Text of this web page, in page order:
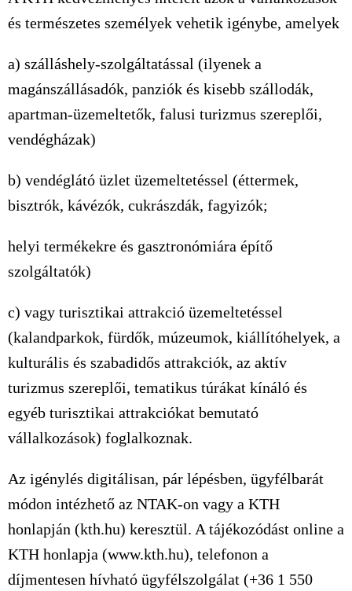
és természetes személyek vehetik igénybe, amelyek
a) szálláshely-szolgáltatással (ilyenek a
magánszállásadók, panziók és kisebb szállodák,
apartman-üzemeltetők, falusi turizmus szereplői,
vendégházak)
b) vendéglátó üzlet üzemeltetéssel (éttermek,
bisztrók, kávézók, cukrászdák, fagyizók;
helyi termékekre és gasztronómiára építő
szolgáltatók)
c) vagy turisztikai attrakció üzemeltetéssel
(kalandparkok, fürdők, múzeumok, kiállítóhelyek, a
kulturális és szabadidős attrakciók, az aktív
turizmus szereplői, tematikus túrákat kínáló és
egyéb turisztikai attrakciókat bemutató
vállalkozások) foglalkoznak.
Az igénylés digitálisan, pár lépésben, ügyfélbarát
módon intézhető az NTAK-on vagy a KTH
honlapján (kth.hu) keresztül. A tájékozódást online a
KTH honlapja (www.kth.hu), telefonon a
díjmentesen hívható ügyfélszolgálat (+36 1 550